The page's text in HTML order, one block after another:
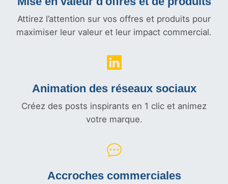
Attirez l’attention sur vos offres et produits pour
maximiser leur valeur et leur impact commercial.
Animation des réseaux sociaux
Créez des posts inspirants en 1 clic et animez
votre marque.
Accroches commerciales